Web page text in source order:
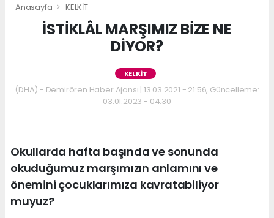
Anasayfa KELKİT
İSTİKLÂL MARŞIMIZ BİZE NE
DİYOR?
KELKİT
(DHA) - Demirören Haber Ajansı | 13.03.2021 - 21:56, Güncelleme:
03.01.2023 - 04:30
Okullarda hafta başında ve sonunda
okuduğumuz marşımızın anlamını ve
önemini çocuklarımıza kavratabiliyor
muyuz?